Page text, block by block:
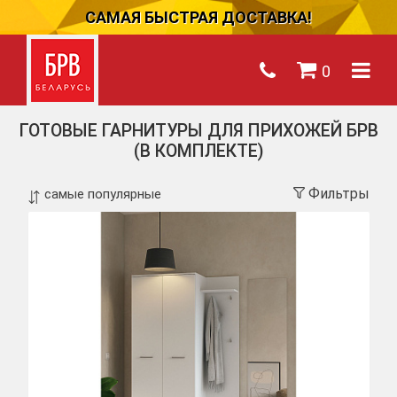
САМАЯ БЫСТРАЯ ДОСТАВКА!
0
ГОТОВЫЕ ГАРНИТУРЫ ДЛЯ ПРИХОЖЕЙ БРВ
(В КОМПЛЕКТЕ)
Фильтры